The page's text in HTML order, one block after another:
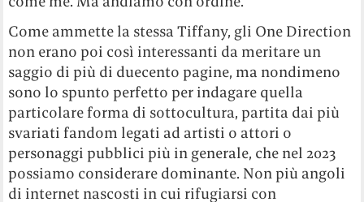
Come ammette la stessa Tiffany, gli One Direction
non erano poi così interessanti da meritare un
saggio di più di duecento pagine, ma nondimeno
sono lo spunto perfetto per indagare quella
particolare forma di sottocultura, partita dai più
svariati fandom legati ad artisti o attori o
personaggi pubblici più in generale, che nel 2023
possiamo considerare dominante. Non più angoli
di internet nascosti in cui rifugiarsi con